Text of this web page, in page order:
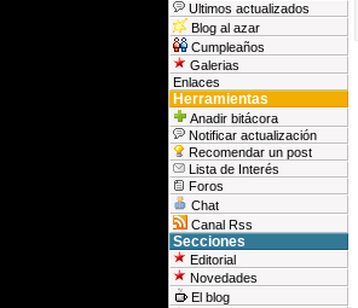
Ultimos actualizados
Blog al azar
Cumpleaños
Galerias
Enlaces
Herramientas
Anadir bitácora
Notificar actualización
Recomendar un post
Lista de Interés
Foros
Chat
Canal Rss
Secciones
Editorial
Novedades
El blog